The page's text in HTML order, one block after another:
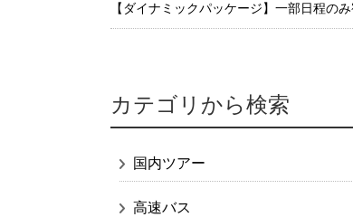
【ダイナミックパッケージ】一部日程の
カテゴリから検索
国内ツアー
高速バス